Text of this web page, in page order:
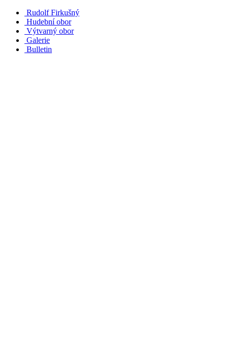
Rudolf Firkušný
Hudební obor
Výtvarný obor
Galerie
Bulletin